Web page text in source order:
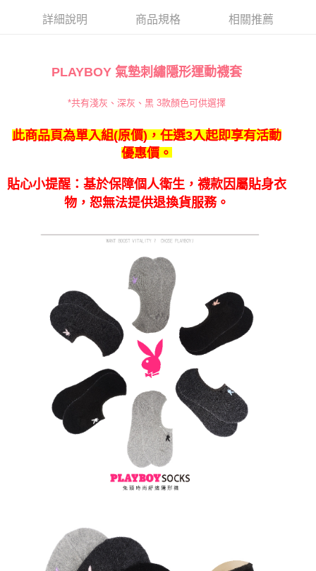
詳細說明 商品規格 相關推薦
PLAYBOY 氣墊刺繡隱形運動襪套
*共有淺灰、深灰、黑 3款顏色可供選擇
此商品頁為單入組(原價)，任選3入起即享有活動
優惠價。
貼心小提醒：基於保障個人衛生，襪款因屬貼身衣
物，恕無法提供退換貨服務。